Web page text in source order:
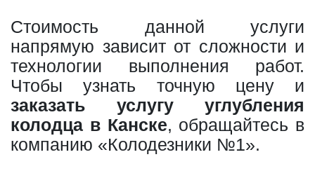
Стоимость данной услуги
напрямую зависит от сложности и
технологии выполнения работ.
Чтобы узнать точную цену и
заказать услугу углубления
колодца в Канске, обращайтесь в
компанию «Колодезники №1».